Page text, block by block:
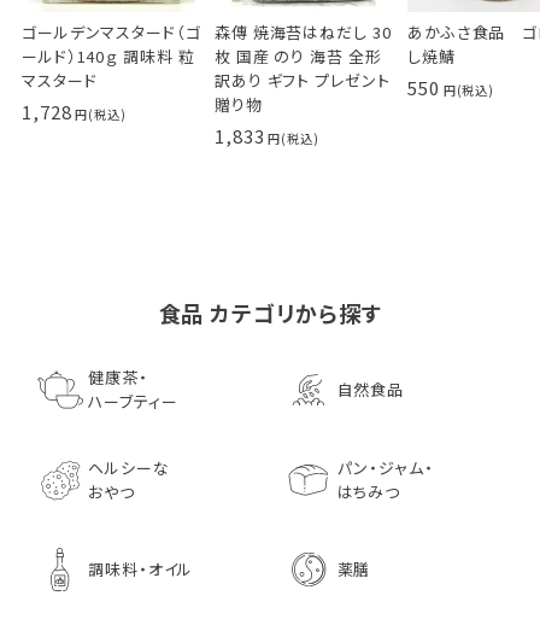
ゴールデンマスタード（ゴ
ールド）140ｇ 調味料 粒
マスタード
1,728
森傳 焼海苔はねだし 30
枚 国産 のり 海苔 全形
訳あり ギフト プレゼント
贈り物
1,833
あかふさ食品 ゴ
し焼鯖
550
ールド）140ｇ 調味料 粒
マスタード
鰹節 食べる削り節
70g× 10袋セット おつま
75g（50袋）
1,296
食品 カテゴリから探す
健康茶・
ハーブティー
自然食品
ヘルシーな
おやつ
パン・ジャム・
はちみつ
調味料・オイル 薬膳